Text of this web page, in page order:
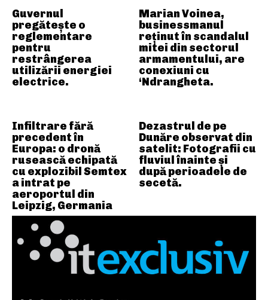
Guvernul
pregătește o
reglementare
pentru
restrângerea
utilizării energiei
electrice.
Marian Voinea,
businessmanul
reținut în scandalul
mitei din sectorul
armamentului, are
conexiuni cu
‘Ndrangheta.
Infiltrare fără
precedent în
Europa: o dronă
rusească echipată
cu explozibil Semtex
a intrat pe
aeroportul din
Leipzig, Germania
Dezastrul de pe
Dunăre observat din
satelit: Fotografii cu
fluviul înainte și
după perioadele de
secetă.